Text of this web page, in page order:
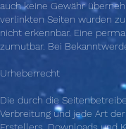
auch keine Gewähr
verlinkten Seiten wurden
nicht erkennbar. Eine
zumutbar. Bei
Urheberrecht
Die durch die
Verbreitung und jede Art